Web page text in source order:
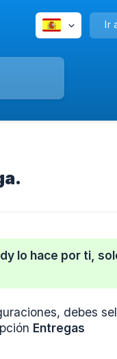
Ir
lo hace por ti,
debes
Entregas